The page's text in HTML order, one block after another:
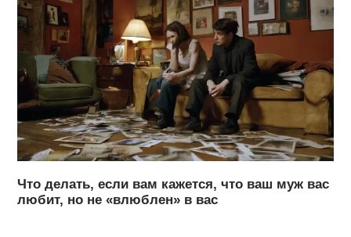
Что делать, если вам кажется, что ваш муж вас
любит, но не «влюблен» в вас